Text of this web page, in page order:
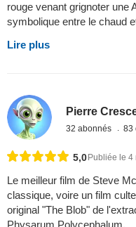
rouge venant grignoter une
symbolique entre le chaud
Lire plus
Pierre
32 abonnés 83
5,0 Publiée le 4
Le meilleur film de Steve
classique, voire un film
original "The Blob" de